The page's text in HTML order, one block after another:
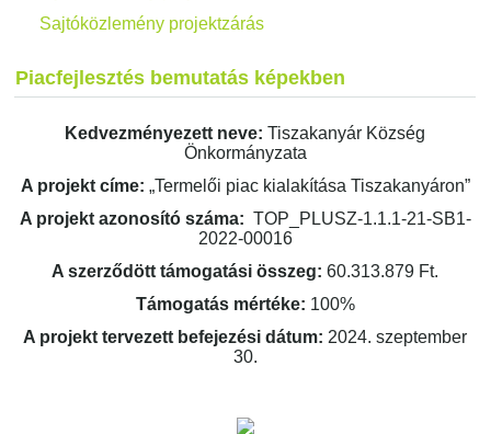
Sajtóközlemény projektzárás
Piacfejlesztés bemutatás képekben
Kedvezményezett neve: Tiszakanyár Község
Önkormányzata
A projekt címe: „Termelői piac kialakítása Tiszakanyáron”
A projekt azonosító száma: TOP_PLUSZ-1.1.1-21-SB1-
2022-00016
A szerződött támogatási összeg: 60.313.879 Ft.
Támogatás mértéke: 100%
A projekt tervezett befejezési dátum: 2024. szeptember
30.